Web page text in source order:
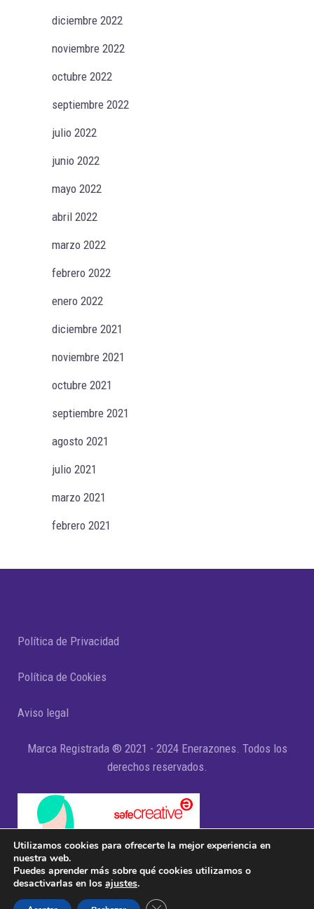
diciembre 2022
noviembre 2022
octubre 2022
septiembre 2022
julio 2022
junio 2022
mayo 2022
abril 2022
marzo 2022
febrero 2022
enero 2022
diciembre 2021
noviembre 2021
octubre 2021
septiembre 2021
agosto 2021
julio 2021
marzo 2021
febrero 2021
Política de Privacidad
Política de Cookies
Aviso legal
Marca Registrada ® 2021 - 2024 Enerazones. Todos los
derechos reservados.
Utilizamos cookies para ofrecerte la mejor experiencia en
nuestra web.
Puedes aprender más sobre qué cookies utilizamos o
desactivarlas en los ajustes.